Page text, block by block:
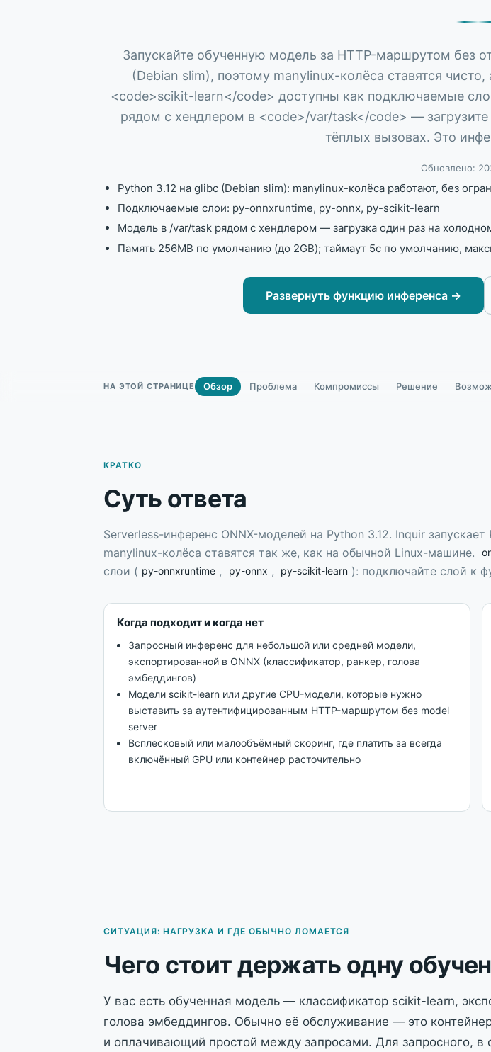
Deno-изоляты
Альтернатива
Постоянные
Альтернатива
Background Workers
Альтернатива
Распределённые
Альтернатива
Полные cron-
Альтернатива
Очереди Redis +
Все сравнения→Все
Запускайте обученную модель за HTTP-маршрутом без
(Debian slim), поэтому manylinux-колёса ставятся
<code>scikit-learn</code> доступны как подключаемые
рядом с хендлером в <code>/var/task</code> — загрузите
тёплых вызовах. Это
Обновлено:
Python 3.12 на glibc (Debian slim): manylinux-колёса работают, без
Подключаемые слои: py-onnxruntime, py-onnx, py-scikit-learn
Модель в /var/task рядом с хендлером — загрузка один раз на
Память 256MB по умолчанию (до 2GB); таймаут 5с по умолчанию,
Развернуть функцию инференса →
НА ЭТОЙ СТРАНИЦЕ Обзор Проблема Компромиссы Решение
КРАТКО
Суть ответа
Serverless-инференс ONNX-моделей на Python 3.12. Inquir
manylinux-колёса ставятся так же, как на обычной Linux-машине.
слои ( py-onnxruntime , py-onnx , py-scikit-learn ): подключайте слой к
Когда подходит и когда нет
Запросный инференс для небольшой или средней модели,
экспортированной в ONNX (классификатор, ранкер, голова
эмбеддингов)
Модели scikit-learn или другие CPU-модели, которые нужно
выставить за аутентифицированным HTTP-маршрутом без model
server
Всплесковый или малообъёмный скоринг, где платить за всегда
включённый GPU или контейнер расточительно
СИТУАЦИЯ: НАГРУЗКА И ГДЕ ОБЫЧНО ЛОМАЕТСЯ
Чего стоит держать одну
У вас есть обученная модель — классификатор scikit-learn,
голова эмбеддингов. Обычно её обслуживание — это
и оплачивающий простой между запросами. Для запросного,